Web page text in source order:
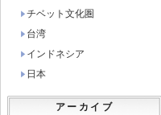
チベット文化圏
台湾
インドネシア
日本
アーカイブ